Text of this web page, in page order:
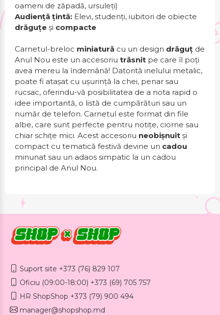
oameni de zăpadă, ursuleți)
Audiență țintă: Elevi, studenți, iubitori de obiecte
drăguțe și compacte
Carnetul-breloc miniatură cu un design drăguț de
Anul Nou este un accesoriu trăsnit pe care îl poți
avea mereu la îndemână! Datorită inelului metalic,
poate fi atașat cu ușurință la chei, penar sau
rucsac, oferindu-vă posibilitatea de a nota rapid o
idee importantă, o listă de cumpărături sau un
număr de telefon. Carnetul este format din file
albe, care sunt perfecte pentru notițe, ciorne sau
chiar schițe mici. Acest accesoriu neobișnuit și
compact cu tematică festivă devine un cadou
minunat sau un adaos simpatic la un cadou
principal de Anul Nou.
Suport site +373 (76) 829 107
Oficiu (09:00-18:00) +373 (69) 705 757
HR ShopShop +373 (79) 900 494
manager@shopshop.md